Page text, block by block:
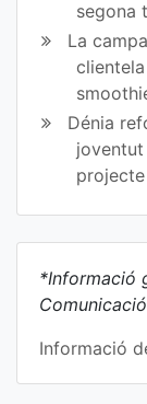
segona
La
Dénia
*Informació
Informació